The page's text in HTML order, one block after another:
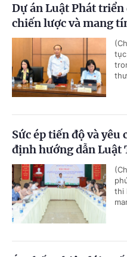
Dự án Luật Phát
chiến lược và mang
Sức ép tiến độ và
định hướng dẫn Luật
thi